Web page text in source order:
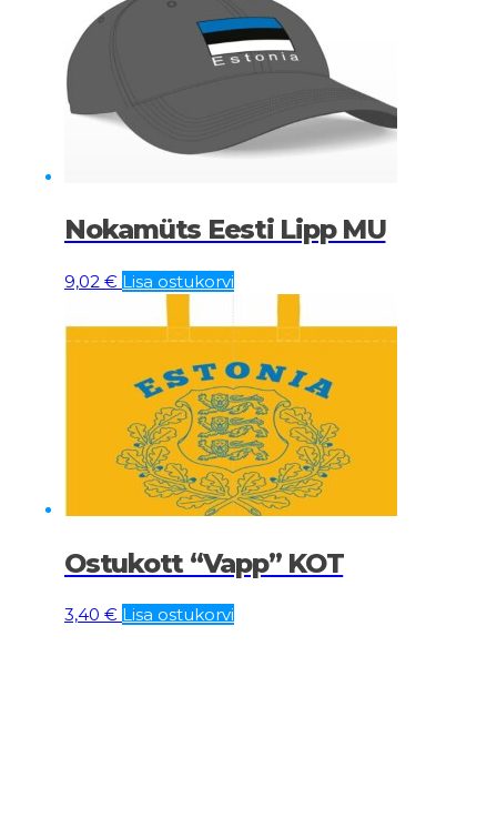
Nokamüts Eesti Lipp MU
9,02 € Lisa ostukorvi
Ostukott “Vapp” KOT
3,40 € Lisa ostukorvi